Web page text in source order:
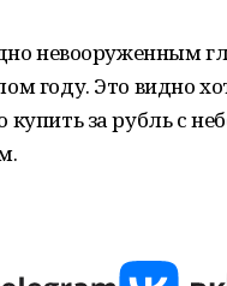
невооруженным
году. Это видно
за рубль с